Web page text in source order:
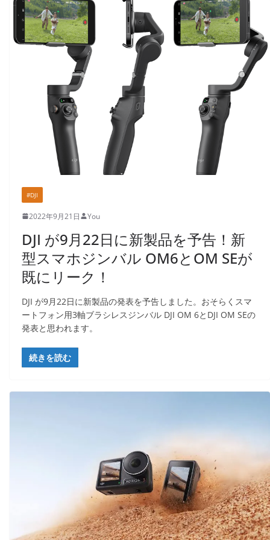
#DJI
2022年9月21日 You
DJI が9月22日に新製品を予告！新
型スマホジンバル OM6とOM SEが
既にリーク！
DJI が9月22日に新製品の発表を予告しました。​おそらくスマ
ートフォン用3軸ブラシレスジンバル DJI OM 6とDJI OM SEの
発表と思われます。
続きを読む